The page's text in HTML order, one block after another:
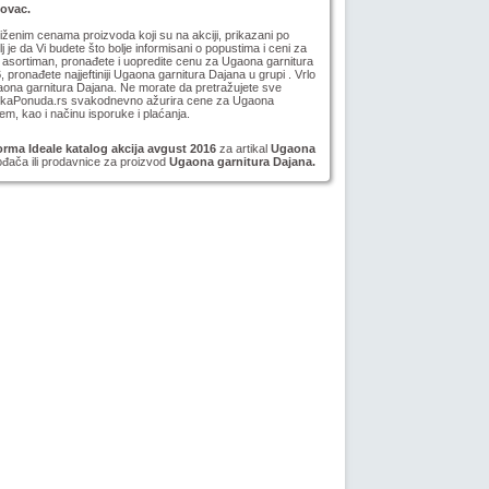
cenama proizvoda koji su na akciji, prikazani po
je da Vi budete što bolje informisani o popustima i ceni za
asortiman, pronađete i uopredite cenu za Ugaona garnitura
, pronađete najjeftiniji Ugaona garnitura Dajana u grupi . Vrlo
garnitura Dajana. Ne morate da pretražujete sve
svakodnevno ažurira cene za Ugaona
kao i načinu isporuke i plaćanja.
Ideale katalog akcija avgust 2016 za artikal Ugaona
ili prodavnice za proizvod Ugaona garnitura Dajana.